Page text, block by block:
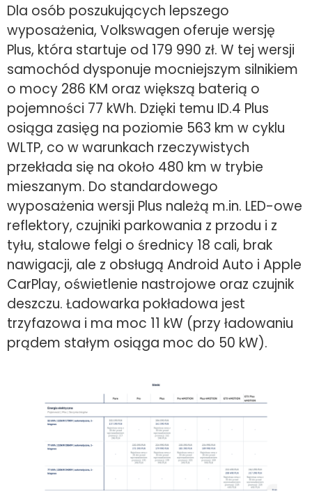
Dla osób poszukujących lepszego
wyposażenia, Volkswagen oferuje wersję
Plus, która startuje od 179 990 zł. W tej wersji
samochód dysponuje mocniejszym silnikiem
o mocy 286 KM oraz większą baterią o
pojemności 77 kWh. Dzięki temu ID.4 Plus
osiąga zasięg na poziomie 563 km w cyklu
WLTP, co w warunkach rzeczywistych
przekłada się na około 480 km w trybie
mieszanym. Do standardowego
wyposażenia wersji Plus należą m.in. LED-owe
reflektory, czujniki parkowania z przodu i z
tyłu, stalowe felgi o średnicy 18 cali, brak
nawigacji, ale z obsługą Android Auto i Apple
CarPlay, oświetlenie nastrojowe oraz czujnik
deszczu. Ładowarka pokładowa jest
trzyfazowa i ma moc 11 kW (przy ładowaniu
prądem stałym osiąga moc do 50 kW).